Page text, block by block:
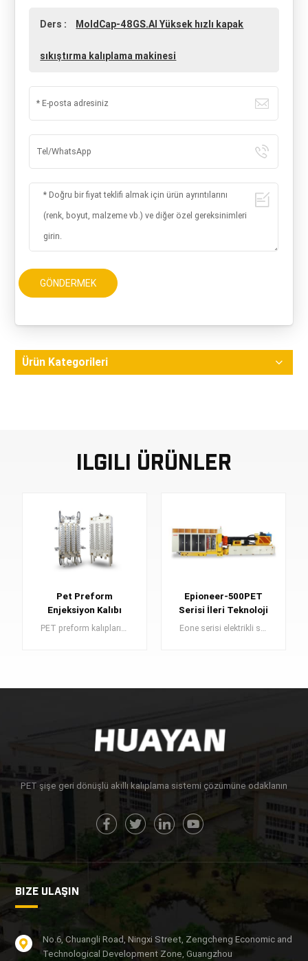
Ders : MoldCap-48GS.AI Yüksek hızlı kapak
sıkıştırma kalıplama makinesi
GÖNDERMEK
Ürün Kategorileri
Ilgili Ürünler
Pet Preform
Enjeksiyon Kalıbı
48cav
PET preform kalıpları , yüksek kaliteli plastik şişeler için yapı taşları görevi gören PET preformların üretiminde önemli bir bileşendir.
DAHA FAZLA
Epioneer-500PET
Serisi İleri Teknoloji
Elektrikli EnjeksiyonEone serisi elektrikli servo tipi PET preform enjeksiyon kalıplama sistemi, küçük seri üretime uygun, yüksek kaliteli, enerji tasarrufu sağlayan bir modeldir.
DAHA FAZLA
BILGI EDIN
PET şişe geri dönüşlü akıllı kalıplama sistemi çözümüne odaklanın
BIZE ULAŞIN
No.6, Chuangli Road, Ningxi Street, Zengcheng Economic and
Technological Development Zone, Guangzhou